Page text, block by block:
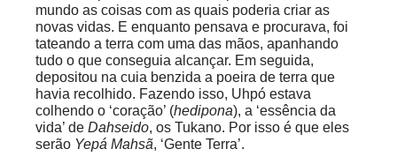
mundo as coisas com as quais poderia criar as
novas vidas. E enquanto pensava e procurava, foi
tateando a terra com uma das mãos, apanhando
tudo o que conseguia alcançar. Em seguida,
depositou na cuia benzida a poeira de terra que
havia recolhido. Fazendo isso, Uhpó estava
colhendo o ‘coração’ (hedipona), a ‘essência da
vida’ de Dahseido, os Tukano. Por isso é que eles
serão Yepá Mahsã, ‘Gente Terra’.